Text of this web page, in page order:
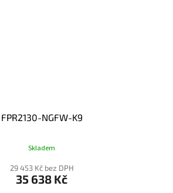
FPR2130-NGFW-K9
Skladem
29 453 Kč bez DPH
35 638 Kč